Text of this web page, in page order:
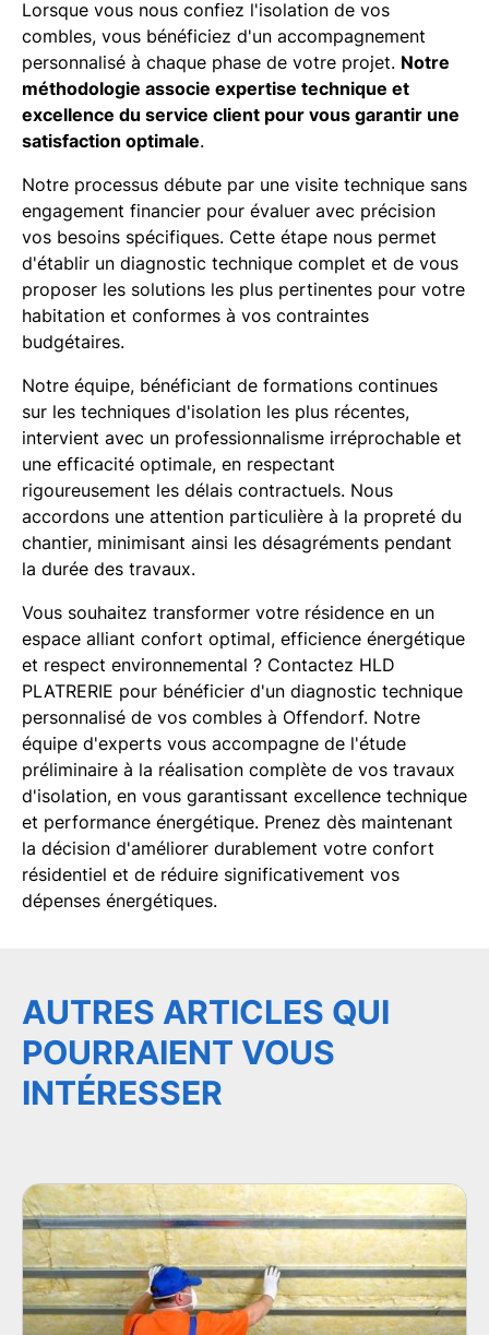
Lorsque vous nous confiez l'isolation de vos
combles, vous bénéficiez d'un accompagnement
personnalisé à chaque phase de votre projet. Notre
méthodologie associe expertise technique et
excellence du service client pour vous garantir une
satisfaction optimale.
Notre processus débute par une visite technique sans
engagement financier pour évaluer avec précision
vos besoins spécifiques. Cette étape nous permet
d'établir un diagnostic technique complet et de vous
proposer les solutions les plus pertinentes pour votre
habitation et conformes à vos contraintes
budgétaires.
Notre équipe, bénéficiant de formations continues
sur les techniques d'isolation les plus récentes,
intervient avec un professionnalisme irréprochable et
une efficacité optimale, en respectant
rigoureusement les délais contractuels. Nous
accordons une attention particulière à la propreté du
chantier, minimisant ainsi les désagréments pendant
la durée des travaux.
Vous souhaitez transformer votre résidence en un
espace alliant confort optimal, efficience énergétique
et respect environnemental ? Contactez HLD
PLATRERIE pour bénéficier d'un diagnostic technique
personnalisé de vos combles à Offendorf. Notre
équipe d'experts vous accompagne de l'étude
préliminaire à la réalisation complète de vos travaux
d'isolation, en vous garantissant excellence technique
et performance énergétique. Prenez dès maintenant
la décision d'améliorer durablement votre confort
résidentiel et de réduire significativement vos
dépenses énergétiques.
AUTRES ARTICLES QUI
POURRAIENT VOUS
INTÉRESSER